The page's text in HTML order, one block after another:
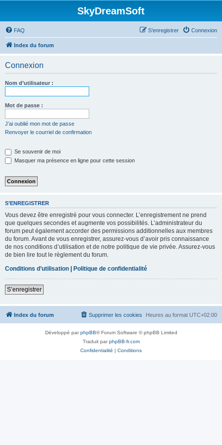
SkyDreamSoft
FAQ Connexion
S’enregistrer
Index du forum
Connexion
Nom d’utilisateur :
Mot de passe :
J’ai oublié mon mot de passe
Renvoyer le courriel de confirmation
Se souvenir de moi
Masquer ma présence en ligne pour cette session
S’ENREGISTRER
Vous devez être enregistré pour vous connecter. L’enregistrement ne prend
que quelques secondes et augmente vos possibilités. L’administrateur du
forum peut également accorder des permissions additionnelles aux membres
du forum. Avant de vous enregistrer, assurez-vous d’avoir pris connaissance
de nos conditions d’utilisation et de notre politique de vie privée. Assurez-vous
de bien lire tout le règlement du forum.
Conditions d’utilisation | Politique de confidentialité
S’enregistrer
Index du forum Heures au format UTC+02:00
Supprimer les cookies
Développé parphpBB® Forum Software © phpBB Limited
Traduit parphpBB-fr.com
Confidentialité | Conditions